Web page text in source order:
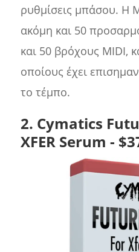
ρυθμίσεις μπάσου. Η
ακόμη και 50
και 50 βρόχους MIDI,
οποίους έχει
το τέμπο.
2. Cymatics
XFER Serum -